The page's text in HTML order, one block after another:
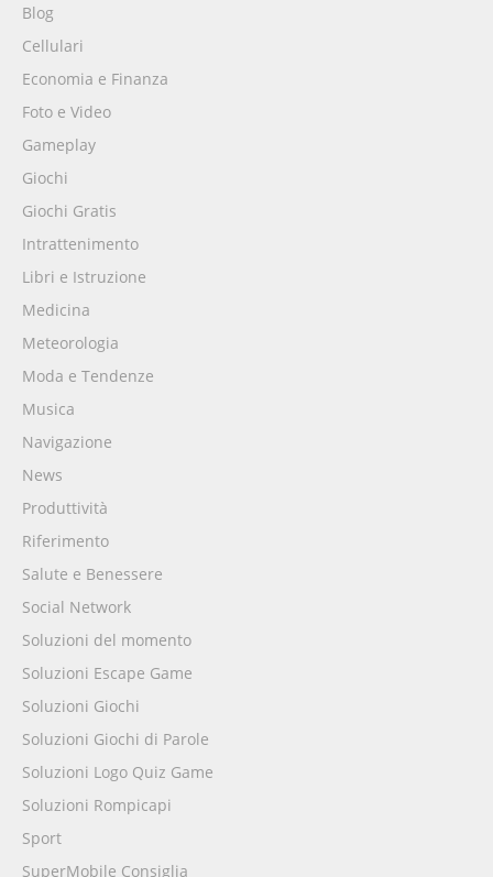
Blog
Cellulari
Economia e Finanza
Foto e Video
Gameplay
Giochi
Giochi Gratis
Intrattenimento
Libri e Istruzione
Medicina
Meteorologia
Moda e Tendenze
Musica
Navigazione
News
Produttività
Riferimento
Salute e Benessere
Social Network
Soluzioni del momento
Soluzioni Escape Game
Soluzioni Giochi
Soluzioni Giochi di Parole
Soluzioni Logo Quiz Game
Soluzioni Rompicapi
Sport
SuperMobile Consiglia